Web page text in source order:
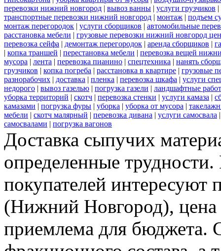
перевозки нижний новгород | вывоз ванны | услуги грузчиков |
транспортные перевозки нижний новгород | монтаж | подъем
монтаж перегородок | услуги сборщиков | автомобильные
расстановка мебели | грузовые перевозки нижний новгород
перевозка сейфа | демонтаж перегородок | аренда сборщиков |
| копка траншей | перестановка мебели | перевозка вещей
мусора | лента | перевозка пианино | спецтехника | нанять
грузчиков | копка погреба | расстановка в квартире | грузовые
разнорабочих | доставка | пленка | перевозка шкафа | услуги
недорого | вывоз газелью | погрузка газели | ландшафтные
уборка территорий | скотч | перевозка стенки | услуги камаза |
камазами | погрузка фуры | уборка | уборка от мусора |
мебели | скотч малярный | перевозка дивана | услуги самосвала
самосвалами | погрузка вагонов
Доставка сыпучих
определенные
покупателей интересуют
(Нижний Новгород), цена
приемлема для бюджета.